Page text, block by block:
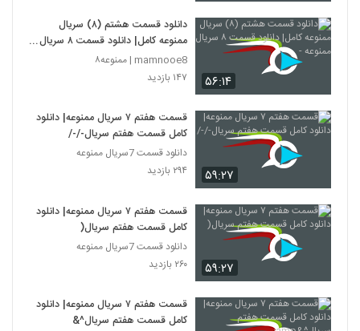
۵۶:۱۴
دانلود قسمت هشتم (۸) سریال
ممنوعه کامل| دانلود قسمت ۸ سریال
ممنوعه -
mamnooe8 | ممنوعه۸
۱۴۷ بازدید
۵۹:۲۷
قسمت هفتم ۷ سریال ممنوعه| دانلود
کامل قسمت هفتم سریال-/-/
دانلود قسمت 7سریال ممنوعه
۲۹۴ بازدید
۵۹:۲۷
قسمت هفتم ۷ سریال ممنوعه| دانلود
کامل قسمت هفتم سریال(
دانلود قسمت 7سریال ممنوعه
۲۶۰ بازدید
قسمت هفتم ۷ سریال ممنوعه| دانلود
کامل قسمت هفتم سریال^&